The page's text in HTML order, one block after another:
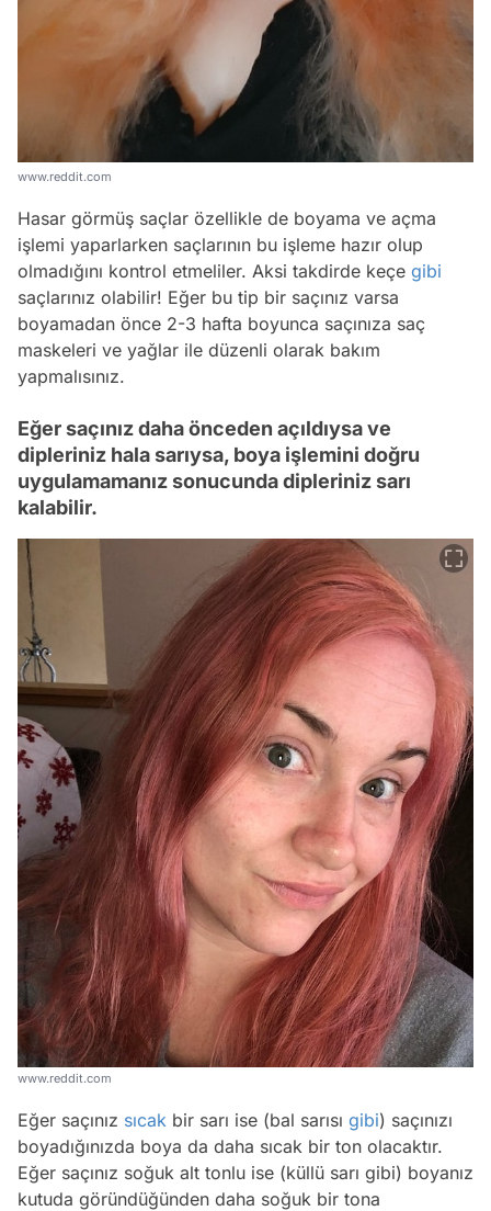
www.reddit.com
Hasar görmüş saçlar özellikle de boyama ve açma
işlemi yaparlarken saçlarının bu işleme hazır olup
olmadığını kontrol etmeliler. Aksi takdirde keçe gibi
saçlarınız olabilir! Eğer bu tip bir saçınız varsa
boyamadan önce 2-3 hafta boyunca saçınıza saç
maskeleri ve yağlar ile düzenli olarak bakım
yapmalısınız.
Eğer saçınız daha önceden açıldıysa ve
dipleriniz hala sarıysa, boya işlemini doğru
uygulamamanız sonucunda dipleriniz sarı
kalabilir.
www.reddit.com
Eğer saçınız sıcak bir sarı ise (bal sarısı gibi) saçınızı
boyadığınızda boya da daha sıcak bir ton olacaktır.
Eğer saçınız soğuk alt tonlu ise (küllü sarı gibi) boyanız
kutuda göründüğünden daha soğuk bir tona